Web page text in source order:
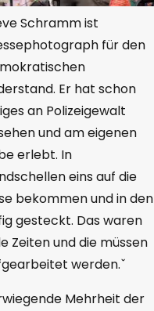
Schramm ist
für den
Er hat schon
an Polizeigewalt
und am eigenen
erlebt. In
eins auf die
bekommen und in den
gesteckt. Das waren
Zeiten und die müssen
werden.ˇ
Mehrheit der